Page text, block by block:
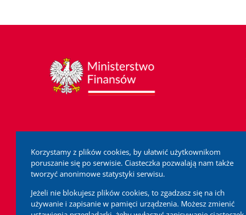
Korzystamy z plików cookies, by ułatwić użytkownikom
poruszanie się po serwisie. Ciasteczka pozwalają nam także
tworzyć anonimowe statystyki serwisu.
Jeżeli nie blokujesz plików cookies, to zgadzasz się na ich
używanie i zapisanie w pamięci urządzenia. Możesz zmienić